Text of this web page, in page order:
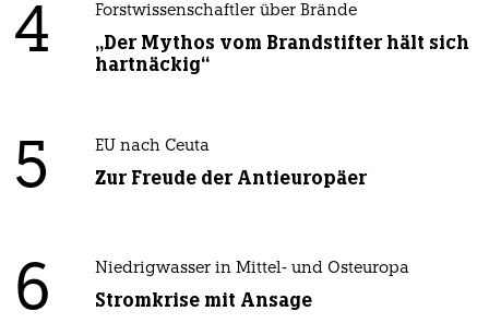
4 Forstwissenschaftler über Brände
„Der Mythos vom Brandstifter hält sich
hartnäckig“
5 EU nach Ceuta
Zur Freude der Antieuropäer
6 Niedrigwasser in Mittel- und Osteuropa
Stromkrise mit Ansage